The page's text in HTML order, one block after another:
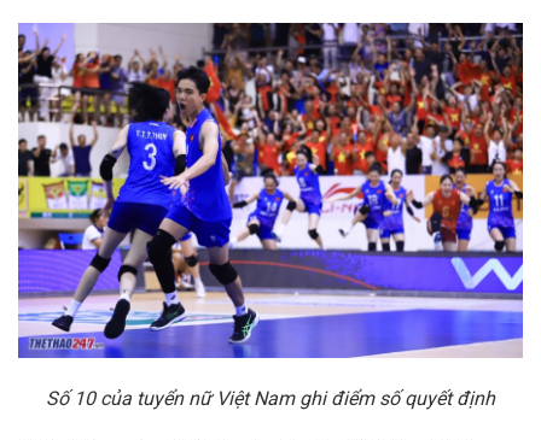
Số 10 của tuyển nữ Việt Nam ghi điểm số quyết định